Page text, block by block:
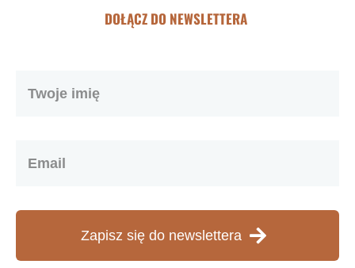
DOŁĄCZ DO NEWSLETTERA
Zapisz się do newslettera